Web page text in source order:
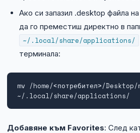
Ако си запазил .desktop файла
да го преместиш директно в
~/.local/share/applications/
терминала:
mv /home/<потребител>/
~/.local/share/applications/
Добавяне към Favorites: След